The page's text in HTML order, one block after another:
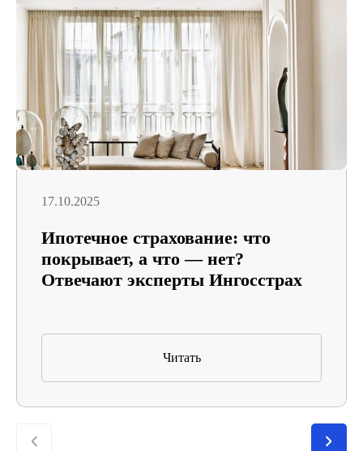
17.10.2025
Ипотечное страхование: что
покрывает, а что — нет?
Отвечают эксперты Ингосстрах
Читать